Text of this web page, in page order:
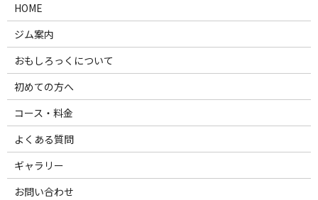
HOME
ジム案内
おもしろっくについて
初めての方へ
コース・料金
よくある質問
ギャラリー
お問い合わせ